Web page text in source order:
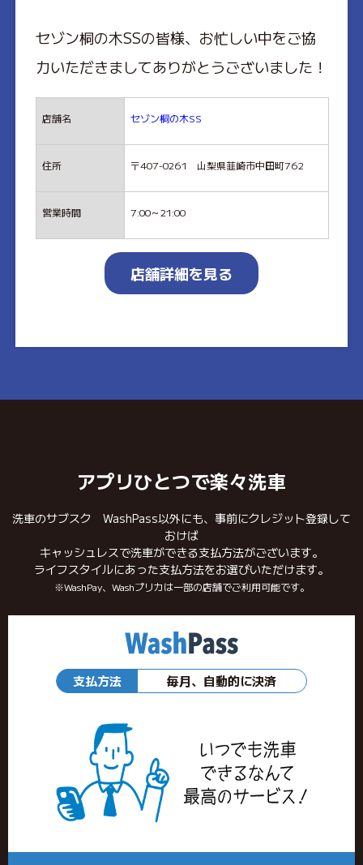
セゾン桐の木SSの皆様、お忙しい中をご協
力いただきましてありがとうございました！
店舗名 セゾン桐の木SS
住所 〒407-0261 山梨県韮崎市中田町762
営業時間 7:00～21:00
店舗詳細を見る
アプリひとつで楽々洗車
洗車のサブスク WashPass以外にも、事前にクレジット登録して
おけば
キャッシュレスで洗車ができる支払方法がございます。
ライフスタイルにあった支払方法をお選びいただけます。
※WashPay、Washプリカは一部の店舗でご利用可能です。
支払方法 毎月、自動的に決済